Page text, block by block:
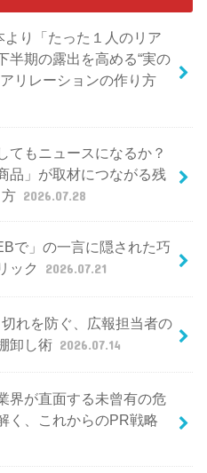
より「たった１人のリア
半期の露出を高める“実の
リレーションの作り方
てもニュースになるか？
品」が取材につながる残
2026.07.28
で」の一言に隠された巧
ック
2026.07.21
れを防ぐ、広報担当者の
卸し術 2026.07.14
界が直面する未曾有の危
く、これからのPR戦略